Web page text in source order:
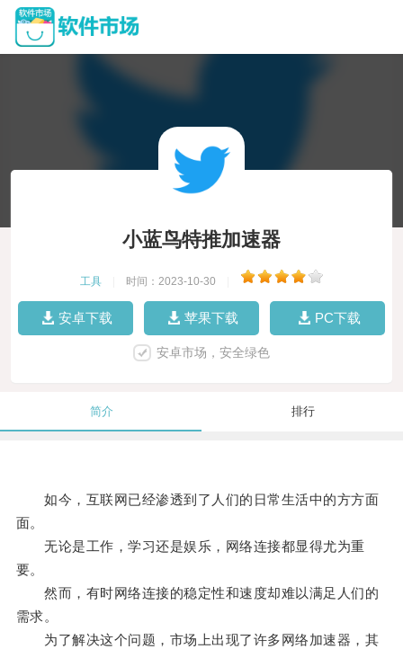
小蓝鸟特推加速器
工具 时间：2023-10-30
安卓下载 苹果下载 PC下载
安卓市场，安全绿色
简介 排行
如今，互联网已经渗透到了人们的日常生活中的方方面
面。
无论是工作，学习还是娱乐，网络连接都显得尤为重
要。
然而，有时网络连接的稳定性和速度却难以满足人们的
需求。
为了解决这个问题，市场上出现了许多网络加速器，其